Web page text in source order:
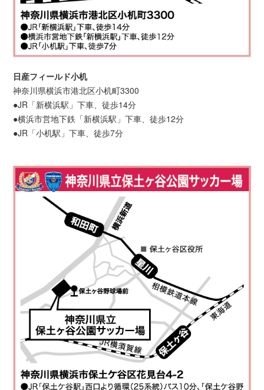
日産フィールド小机
神奈川県横浜市港北区小机町3300
●JR「新横浜駅」下車、徒歩14分
●横浜市営地下鉄「新横浜駅」下車、徒歩12分
●JR「小机駅」下車、徒歩7分